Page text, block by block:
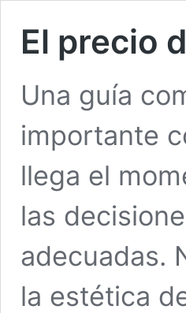
El precio
Una guía
importante
llega el
las
adecuadas.
la estética